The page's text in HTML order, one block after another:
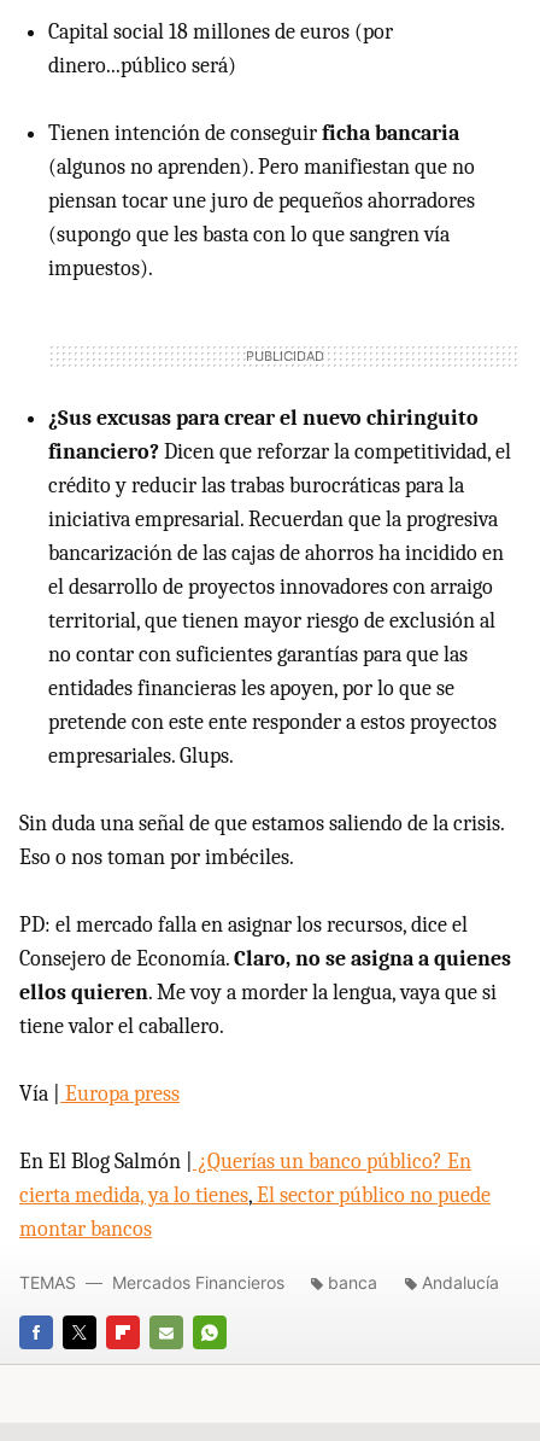
Capital social 18 millones de euros (por
dinero...público será)
Tienen intención de conseguirficha bancaria
(algunos no aprenden). Pero manifiestan que no
piensan tocar une juro de pequeños ahorradores
(supongo que les basta con lo que sangren vía
impuestos).
¿Sus excusas para crear el nuevo chiringuito
financiero?Dicen que reforzar la competitividad, el
crédito y reducir las trabas burocráticas para la
iniciativa empresarial. Recuerdan que la progresiva
bancarización de las cajas de ahorros ha incidido en
el desarrollo de proyectos innovadores con arraigo
territorial, que tienen mayor riesgo de exclusión al
no contar con suficientes garantías para que las
entidades financieras les apoyen, por lo que se
pretende con este ente responder a estos proyectos
empresariales. Glups.
Sin duda una señal de que estamos saliendo de la crisis.
Eso o nos toman por imbéciles.
PD: el mercado falla en asignar los recursos, dice el
Consejero de Economía.Claro, no se asigna a quienes
ellos quieren. Me voy a morder la lengua, vaya que si
tiene valor el caballero.
Vía | Europa press
En El Blog Salmón |
¿Querías un banco público? En
cierta medida, ya lo tienes,El sector público no puede
montar bancos
FACEBOOK
TWITTERFLIPBOARD
E-
WHATSAPP
TEMAS Mercados Financieros banca Andalucía